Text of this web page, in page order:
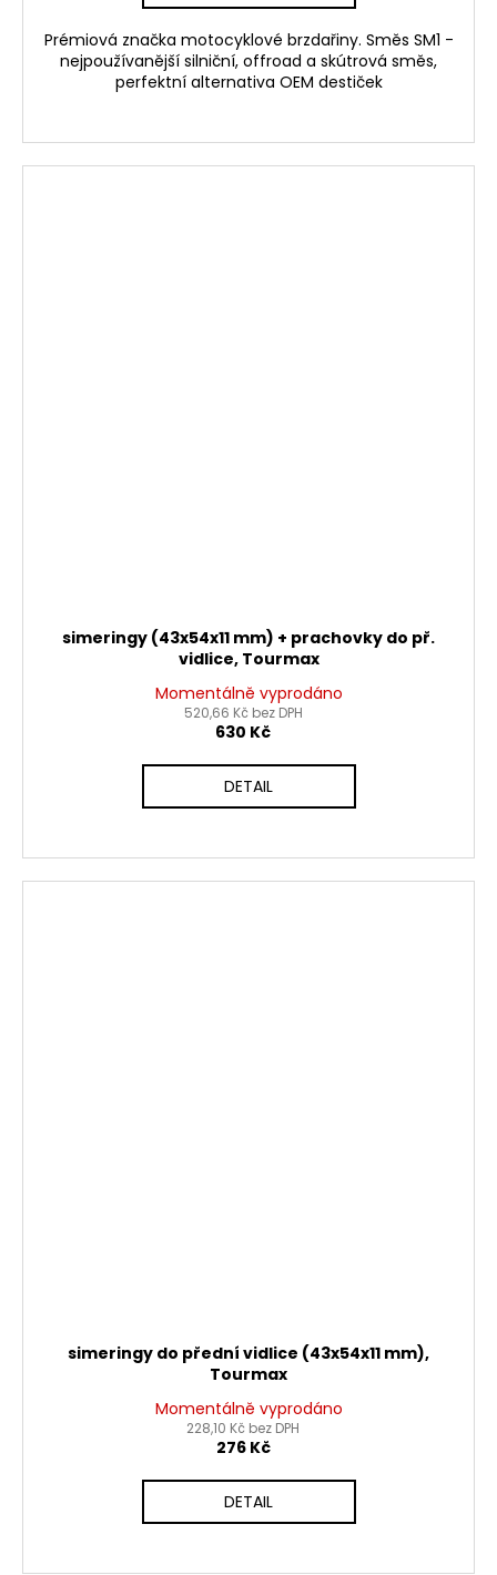
Prémiová značka motocyklové brzdařiny. Směs SM1 -
nejpoužívanější silniční, offroad a skútrová směs,
perfektní alternativa OEM destiček
simeringy (43x54x11 mm) + prachovky do př.
vidlice, Tourmax
Momentálně vyprodáno
520,66 Kč bez DPH
630 Kč
DETAIL
simeringy do přední vidlice (43x54x11 mm),
Tourmax
Momentálně vyprodáno
228,10 Kč bez DPH
276 Kč
DETAIL